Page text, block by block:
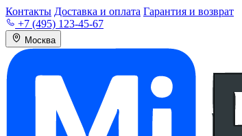
Контакты Доставка и оплата Гарантия и возврат
+7 (495) 123-45-67
Москва